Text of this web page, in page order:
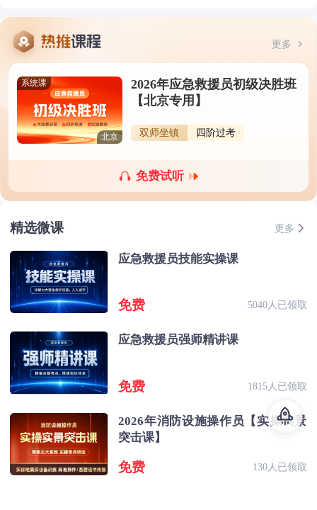
更多
系统课
北京
2026年应急救援员初级决胜班
【北京专用】
双师坐镇 四阶过考
免费试听
精选微课 更多
应急救援员技能实操课
免费 5040人已领取
应急救援员强师精讲课
免费 1815人已领取
2026年消防设施操作员【实操实景
突击课】
免费 130人已领取